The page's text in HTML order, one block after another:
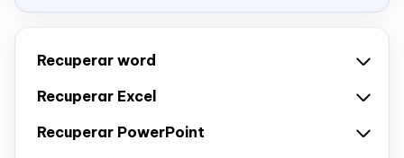
Recuperar word
Recuperar Excel
Recuperar PowerPoint